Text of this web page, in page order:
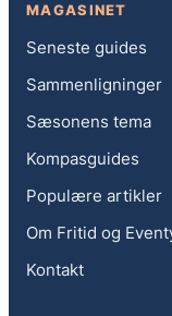
MAGASINET
Seneste guides
Sammenligninger
Sæsonens tema
Kompasguides
Populære artikler
Om Fritid og
Kontakt